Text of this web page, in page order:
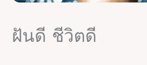
ฝันดี ชีวิตดี